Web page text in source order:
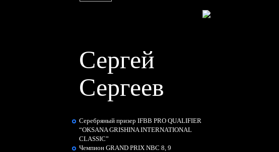
Сергей
Сергеев
Серебряный призер IFBB PRO QUALIFIER
“OKSANA GRISHINA INTERNATIONAL
CLASSIC”
Чемпион GRAND PRIX NBC 8, 9